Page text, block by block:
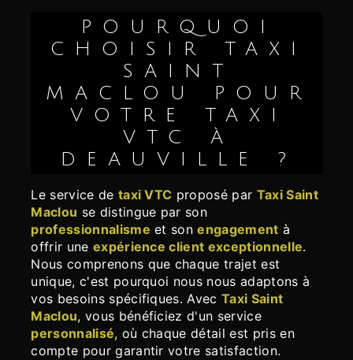
POURQUOI
CHOISIR TAXI
SAINT
MACLOU POUR
VOTRE TAXI
VTC À
DEAUVILLE ?
Le service de taxi VTC proposé par Taxi Saint
Maclou se distingue par son
professionnalisme et sonengagement à
offrir une expérience client exceptionnelle.
Nous comprenons que chaque trajet est
unique, c'est pourquoi nous nous adaptons à
vos besoins spécifiques. Avec Taxi Saint
Maclou, vous bénéficiez d'un service
personnalisé, où chaque détail est pris en
compte pour garantir votre satisfaction.